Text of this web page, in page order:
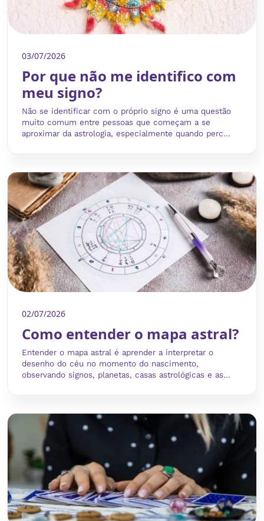
03/07/2026
Por que não me identifico com
meu signo?
Não se identificar com o próprio signo é uma questão
muito comum entre pessoas que começam a se
aproximar da astrologia, especialmente quando perc...
02/07/2026
Como entender o mapa astral?
Entender o mapa astral é aprender a interpretar o
desenho do céu no momento do nascimento,
observando signos, planetas, casas astrológicas e as...